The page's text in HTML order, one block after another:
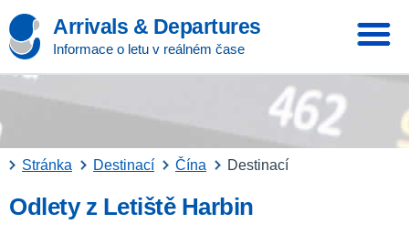
Arrivals & Departures
Informace o letu v reálném čase
Stránka Destinací Čína Destinací
Odlety z Letiště Harbin